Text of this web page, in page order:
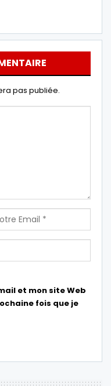
pas publiée.
et mon site Web
fois que je